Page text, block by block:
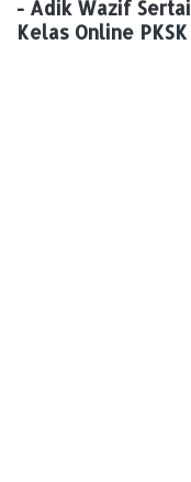
- Adik Wazif Sertai
Kelas Online PKSK